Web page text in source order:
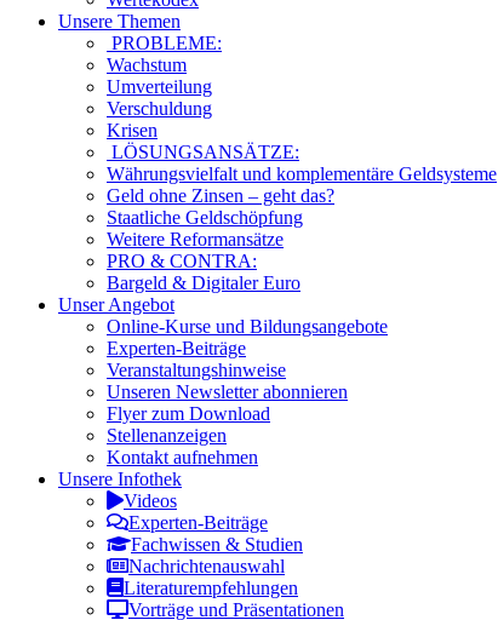
Unsere Themen
PROBLEME:
Wachstum
Umverteilung
Verschuldung
Krisen
LÖSUNGSANSÄTZE:
Währungsvielfalt und komplementäre Geldsysteme
Geld ohne Zinsen – geht das?
Staatliche Geldschöpfung
Weitere Reformansätze
PRO & CONTRA:
Bargeld & Digitaler Euro
Unser Angebot
Online-Kurse und Bildungsangebote
Experten-Beiträge
Veranstaltungshinweise
Unseren Newsletter abonnieren
Flyer zum Download
Stellenanzeigen
Kontakt aufnehmen
Unsere Infothek
Videos
Experten-Beiträge
Fachwissen & Studien
Nachrichtenauswahl
Literaturempfehlungen
Vorträge und Präsentationen